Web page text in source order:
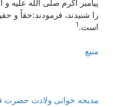
پیامبر اکرم صلی اللَه علیه
را شنیدند، فرمودند:حقاً و
است.1
منیع